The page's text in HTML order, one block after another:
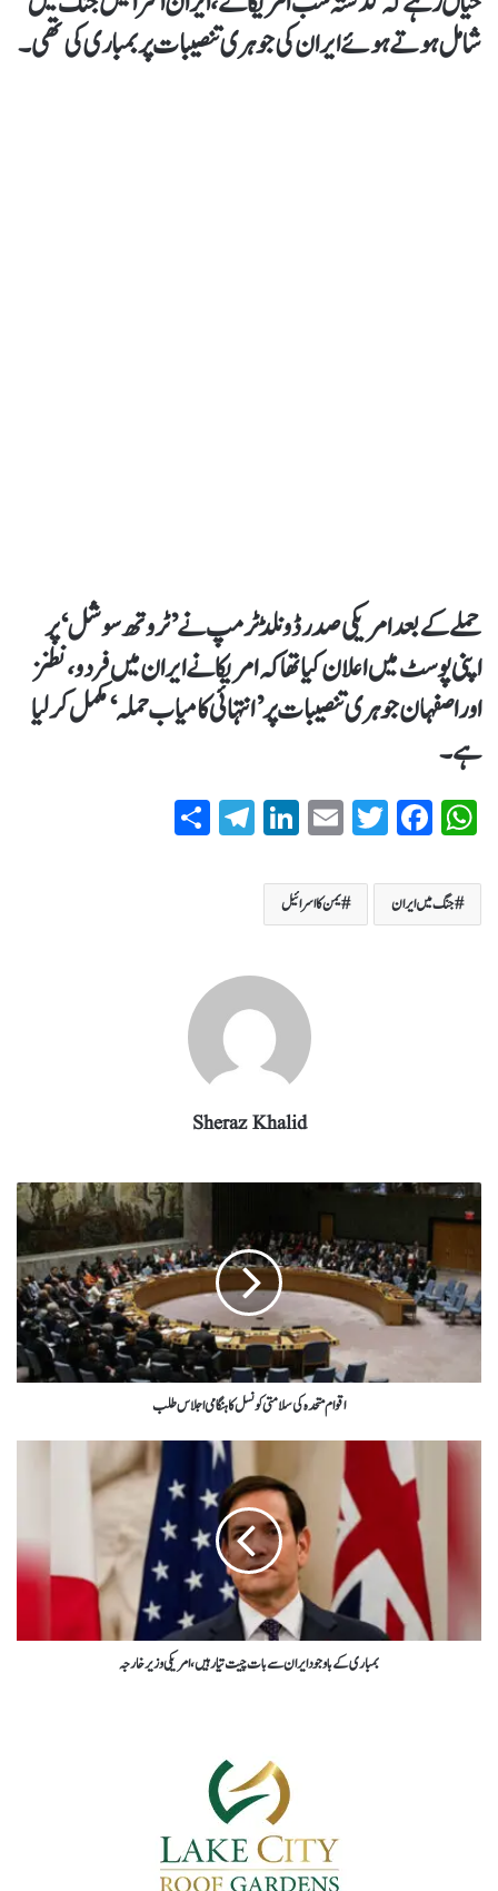
شامل ہوتے ہوئے ایران کی جوہری تنصیبات پر بمباری کی تھی۔
حملے کے بعد امریکی صدر ڈونلڈ ٹرمپ نے ’ٹروتھ سوشل‘ پر
اپنی پوسٹ میں اعلان کیا تھا کہ امریکا نے ایران میں فردو، نطنز
اور اصفہان جوہری تنصیبات پر ’انتہائی کامیاب حملہ‘ مکمل کر لیا
ہے۔
W
ha
ts
A
Fa
ce
bo
ok
T
wi
tte
r
E
m
ail
Li
nk
T
el
جنگ میں ایران یمن کا اسرائیل
Sheraz Khalid
اقوام متحدہ کی سلامتی کونسل کا ہنگامی اجلاس طلب
بمباری کےباوجودایران سےبات چیت تیار ہیں،امریکی وزیرخارجہ